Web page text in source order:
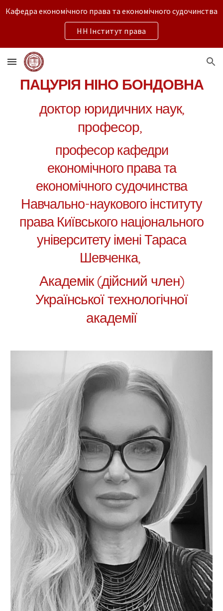
Skip to main content Skip to navigation
Кафедра економічного права та економічного судочинства
НН Інститут права
ПАЦУРІЯ НІНО БОНДОВНА
доктор юридичних наук,
професор,
професор кафедри
економічного права та
економічного судочинства
Навчально-наукового інституту
праваКиївського національного
університету імені Тараса
Шевченка,
Академік (дійсний член)
Української технологічної
академії